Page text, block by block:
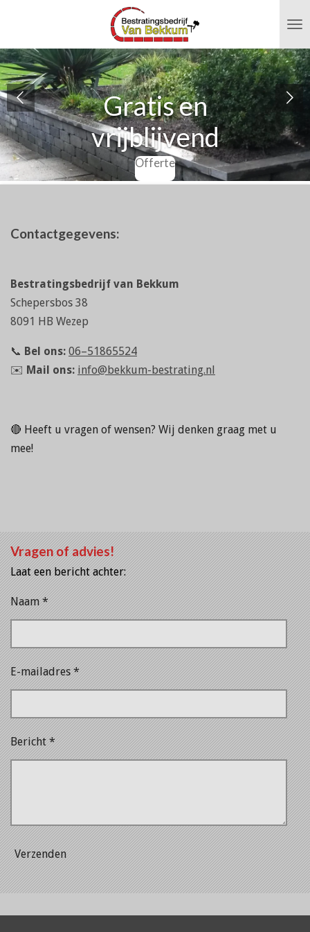
naar
de
hoofdinhoud
Gratis en
vrijblijvend
Offerte
Contactgegevens:
Bestratingsbedrijf van Bekkum
Schepersbos 38
8091 HB Wezep
📞 Bel ons: 06–51865524
✉️ Mail ons: info@bekkum-bestrating.nl
🔴 Heeft u vragen of wensen? Wij denken graag met u
mee!
Vragen of advies!
Laat een bericht achter:
Naam *
E-mailadres *
Bericht *
Verzenden